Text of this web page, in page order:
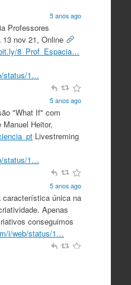
5 anos ago
Professores
13 nov 21, Online
8_Prof_Espacia…
status/1…
5 anos ago
"What If" com
Manuel Heitor,
Livestreming
status/1…
5 anos ago
característica única na
Apenas
conseguimos
i/web/status/1…